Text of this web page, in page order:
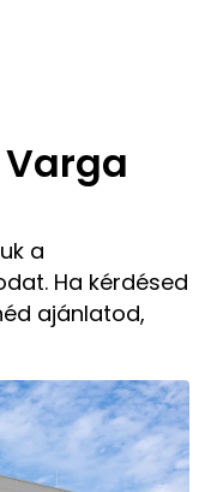
a
Ha kérdésed
ajánlatod,